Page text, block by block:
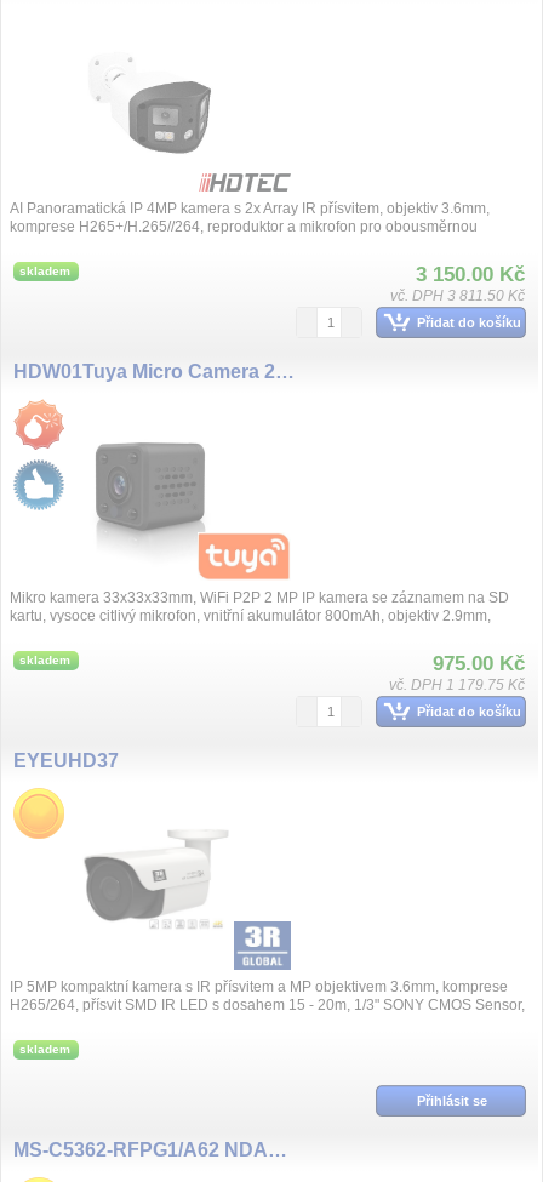
AI Panoramatická IP 4MP kamera s 2x Array IR přísvitem, objektiv 3.6mm,
komprese H265+/H.265//264, reproduktor a mikrofon pro obousměrnou
skladem 3 150.00 Kč
vč. DPH 3 811.50 Kč
Přidat do košíku
HDW01Tuya Micro Camera 2MP WiFi Tuya
Mikro kamera 33x33x33mm, WiFi P2P 2 MP IP kamera se záznamem na SD
kartu, vysoce citlivý mikrofon, vnitřní akumulátor 800mAh, objektiv 2.9mm,
skladem 975.00 Kč
vč. DPH 1 179.75 Kč
Přidat do košíku
EYEUHD37
IP 5MP kompaktní kamera s IR přísvitem a MP objektivem 3.6mm, komprese
H265/264, přísvit SMD IR LED s dosahem 15 - 20m, 1/3" SONY CMOS Sensor,
skladem
Přihlásit se
MS-C5362-RFPG1/A62 NDAA 5MP/60fps ZOOM 2.7~13.5mm, PRO AI